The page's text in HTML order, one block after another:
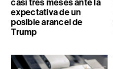
casi tres meses ante la
expectativa de un
posible arancel de
Trump